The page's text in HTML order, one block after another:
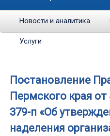
Новости и аналитика
Услуги
Постановление
Пермского края от
379-п «Об
наделения